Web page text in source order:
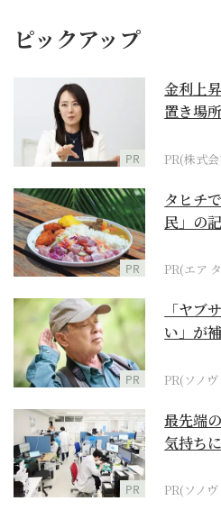
ピックアップ
PR
金利上
置き場
PR(株式
PR
タヒチ
民」の
PR(エア
PR
「ヤブ
い」が
PR(ソノ
PR
最先端
気持ち
PR(ソノ